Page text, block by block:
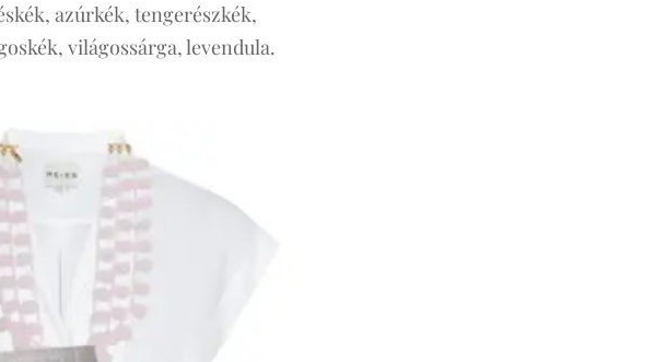
azúrkék, tengerészkék,
világossárga, levendula.